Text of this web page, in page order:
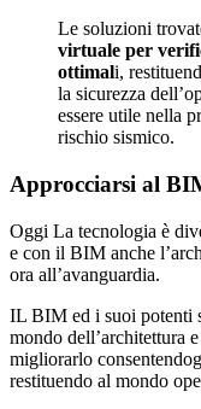
Le soluzioni
virtuale per
ottimali,
la sicurezza
essere utile nella
rischio sismico.
Approcciarsi al
Oggi La tecnologia è
e con il BIM anche
ora all’avanguardia.
IL BIM ed i suoi potenti
mondo dell’architettura
migliorarlo
restituendo al mondo